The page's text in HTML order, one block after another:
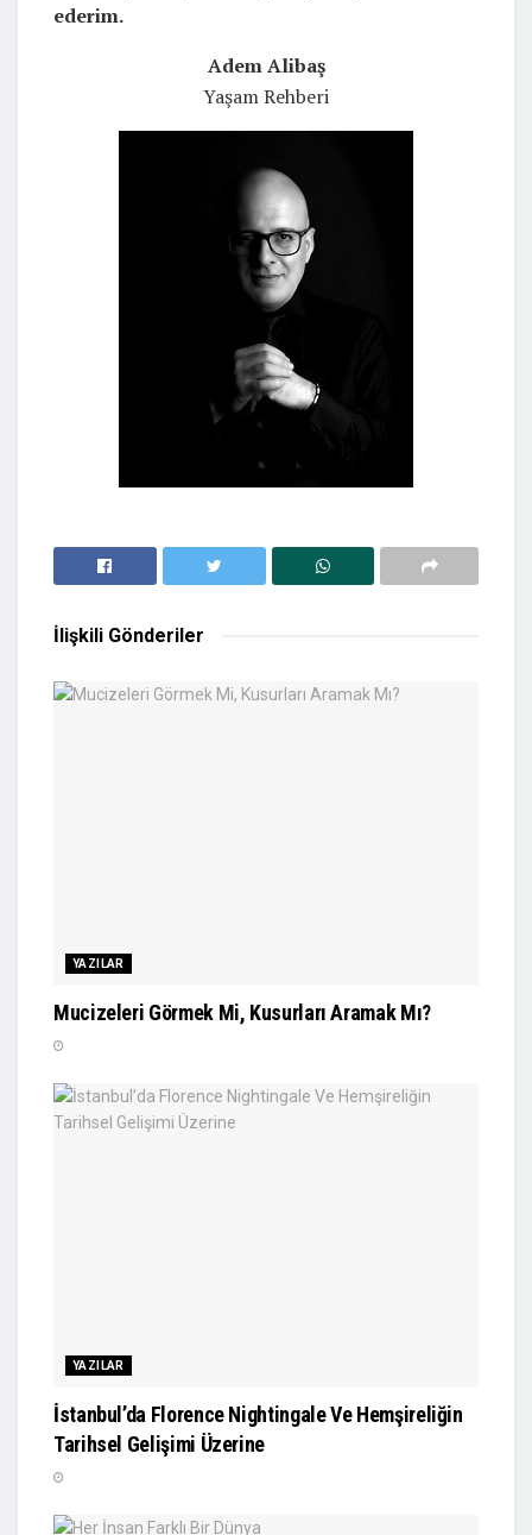
ederim.
Adem Alibaş
Yaşam Rehberi
İlişkili Gönderiler
YAZILAR
Mucizeleri Görmek Mi, Kusurları Aramak Mı?
YAZILAR
İstanbul’da Florence Nightingale Ve Hemşireliğin
Tarihsel Gelişimi Üzerine